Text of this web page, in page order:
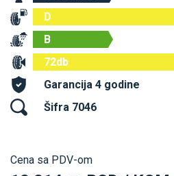
D
B
72db
Garancija 4 godine
Šifra 7046
Cena sa PDV-om